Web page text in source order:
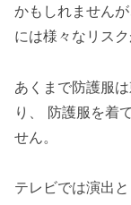
かもしれません
には様々なリスク
あくまで防護服
り、 防護服を着
せん。
テレビでは演出